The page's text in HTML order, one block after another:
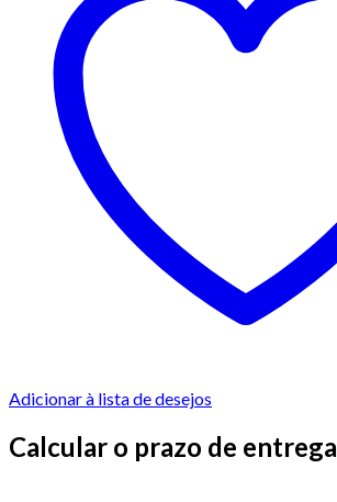
Adicionar à lista de desejos
Calcular o prazo de entrega